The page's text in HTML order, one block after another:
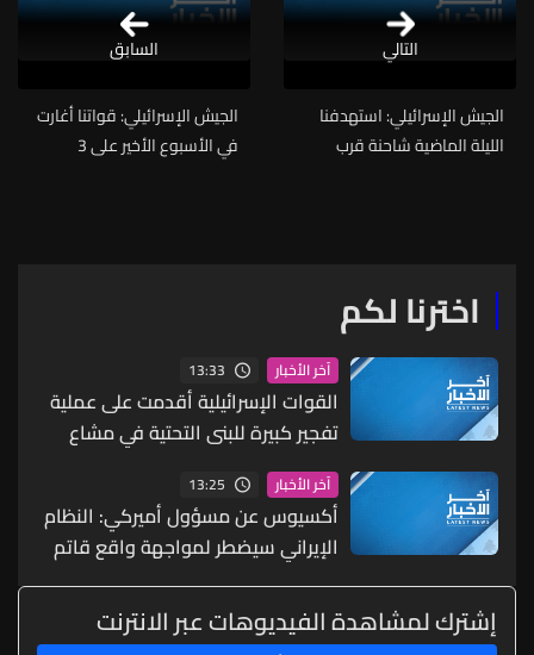
التالي
الجيش الإسرائيلي: استهدفنا
الليلة الماضية شاحنة قرب
الجيش الإسرائيلي: قواتنا أغارت
في الأسبوع الأخير على 3
السابق
اخترنا لكم
آخر الأخبار 13:33
القوات الإسرائيلية أقدمت على عملية
تفجير كبيرة للبنى التحتية في مشاع
بلدتي المنصوري ومجدل زون حيث هز
الانفجار المنازل في مدينة صور والجوار
وسمع صداه في أرجاء المنطقة
آخر الأخبار 13:25
أكسيوس عن مسؤول أميركي: النظام
الإيراني سيضطر لمواجهة واقع قاتم
بلا حلول حقيقية عندما لا يكون منخرطا
بالحرب
إشترك لمشاهدة الفيديوهات عبر الانترنت